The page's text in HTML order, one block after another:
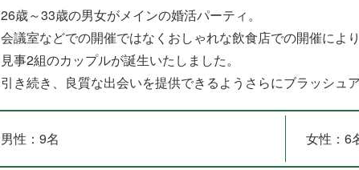
26歳～33歳の男女がメインの婚活パーティ。
会議室などでの開催ではなくおしゃれな飲食店での開催によ
見事2組のカップルが誕生いたしました。
引き続き、良質な出会いを提供できるようさらにブラッシュ
男性：9名 女性：6